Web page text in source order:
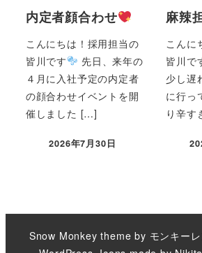
内定者顔合わせ
こんにちは！採用担当の
皆川です
先日、来年の
４月に入社予定の内定者
の顔合わせイベントを開
催しました […]
2026年7月30日
麻辣
こんに
皆川で
少し遅
に行っ
り辛
Snow Monkey theme by モンキー